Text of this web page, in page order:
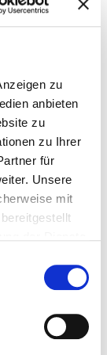
zu
anbieten
zu
zu Ihrer
für
Unsere
mit